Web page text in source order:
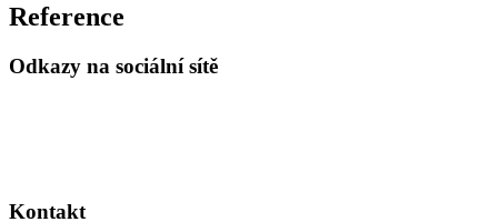
Reference
Odkazy na sociální sítě
Kontakt